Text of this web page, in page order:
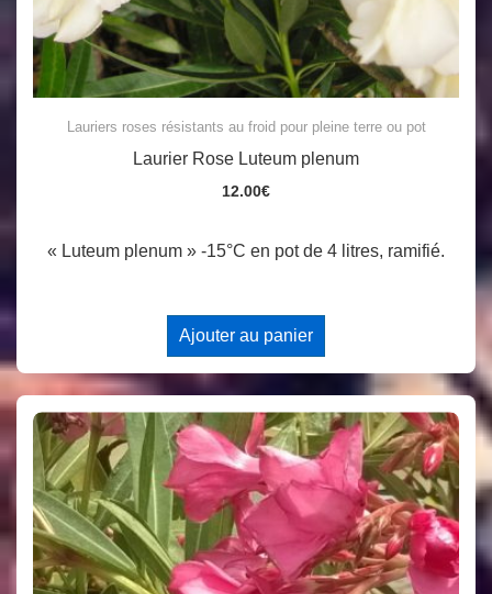
Lauriers roses résistants au froid pour pleine terre ou pot
Laurier Rose Luteum plenum
12.00€
« Luteum plenum » -15°C en pot de 4 litres, ramifié.
Ajouter au panier